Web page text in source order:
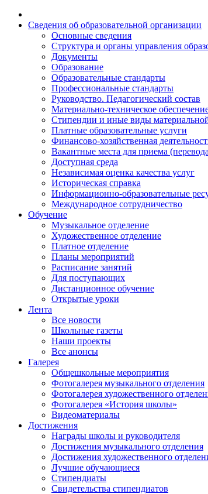
Сведения об образовательной организации
Основные сведения
Структура и органы управления
Документы
Образование
Образовательные стандарты
Профессиональные стандарты
Руководство. Педагогический состав
Материально-техническое
Стипендии и иные виды
Платные образовательные услуги
Финансово-хозяйственная
Вакантные места для приема
Доступная среда
Независимая оценка качества услуг
Историческая справка
Информационно-образовательные
Международное сотрудничество
Обучение
Музыкальное отделение
Художественное отделение
Платное отделение
Планы мероприятий
Расписание занятий
Для поступающих
Дистанционное обучение
Открытые уроки
Лента
Все новости
Школьные газеты
Наши проекты
Все анонсы
Галерея
Общешкольные мероприятия
Фотогалерея музыкального отделения
Фотогалерея художественного
Фотогалерея «История школы»
Видеоматериалы
Достижения
Награды школы и руководителя
Достижения музыкального отделения
Достижения художественного
Лучшие обучающиеся
Стипендиаты
Свидетельства стипендиатов